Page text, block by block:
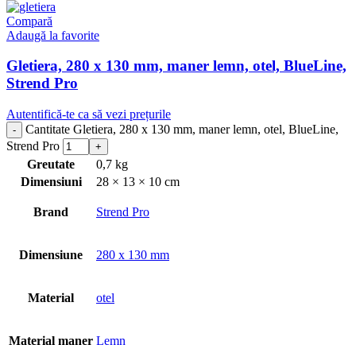
Compară
Adaugă la favorite
Gletiera, 280 x 130 mm, maner lemn, otel, BlueLine,
Strend Pro
Autentifică-te ca să vezi prețurile
Cantitate Gletiera, 280 x 130 mm, maner lemn, otel, BlueLine,
Strend Pro
Greutate
0,7 kg
Dimensiuni
28 × 13 × 10 cm
Brand Strend Pro
Dimensiune 280 x 130 mm
Material otel
Material maner Lemn